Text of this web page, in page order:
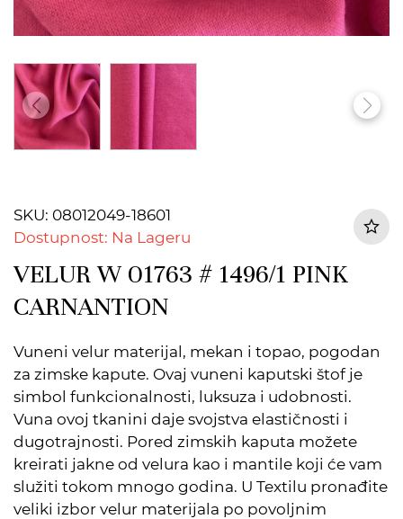
SKU: 08012049-18601
Dostupnost: Na Lageru
VELUR W 01763 # 1496/1 PINK
CARNANTION
Vuneni velur materijal, mekan i topao, pogodan
za zimske kapute. Ovaj vuneni kaputski štof je
simbol funkcionalnosti, luksuza i udobnosti.
Vuna ovoj tkanini daje svojstva elastičnosti i
dugotrajnosti. Pored zimskih kaputa možete
kreirati jakne od velura kao i mantile koji će vam
služiti tokom mnogo godina. U Textilu pronađite
veliki izbor velur materijala po povoljnim